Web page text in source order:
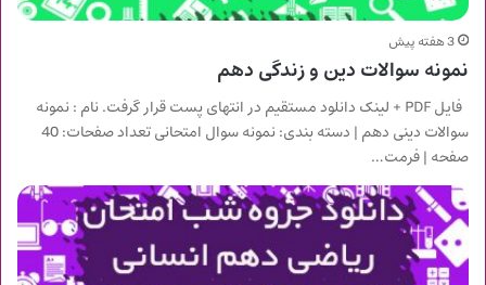
3 هفته پیش
نمونه سوالات دین و زندگی دهم
فایل PDF + لینک دانلود مستقیم در انتهای پست قرار گرفت. نام : نمونه
سوالات دینی دهم | دسته بندی: نمونه سوال امتحانی تعداد صفحات: 40
صفحه | فرمت…